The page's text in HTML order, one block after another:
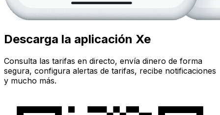
Descarga la aplicación Xe
Consulta las tarifas en directo, envía dinero de forma
segura, configura alertas de tarifas, recibe notificaciones
y mucho más.